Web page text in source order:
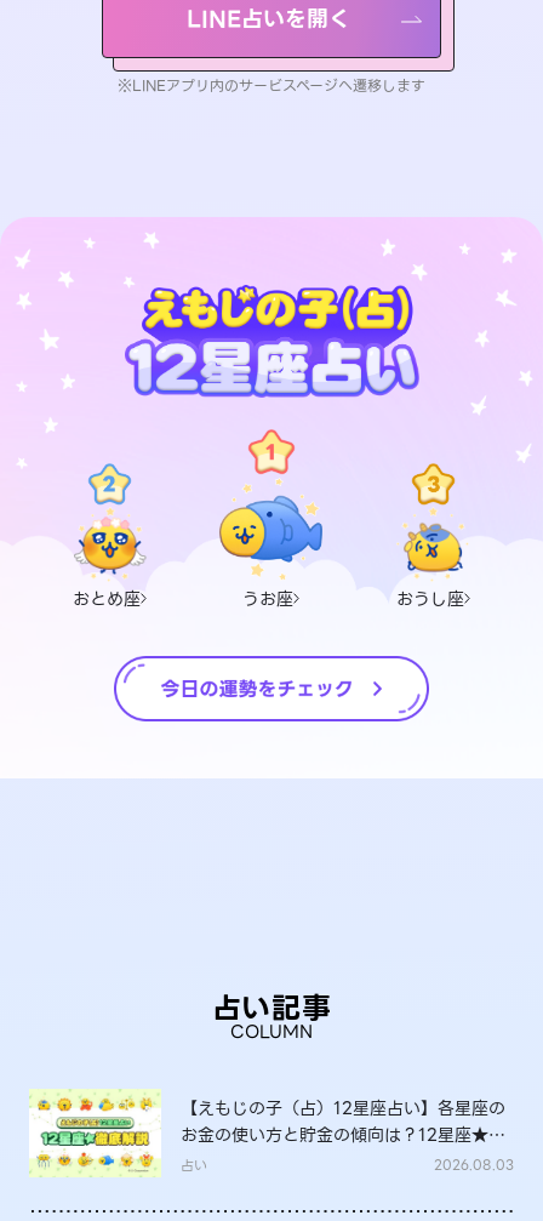
LINE占いを開く
※LINEアプリ内のサービスページへ遷移します
おとめ座 うお座 おうし座
占い記事
COLUMN
【えもじの子（占）12星座占い】各星座の
お金の使い方と貯金の傾向は？12星座★徹
底解説
占い 2026.08.03